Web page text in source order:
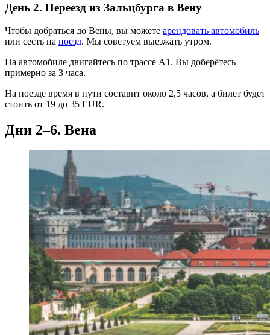
День 2. Переезд из Зальцбурга в Вену
Чтобы добраться до Вены, вы можете арендовать автомобиль
или сесть на поезд. Мы советуем выезжать утром.
На автомобиле двигайтесь по трассе A1. Вы доберётесь
примерно за 3 часа.
На поезде время в пути составит около 2,5 часов, а билет будет
стоить от 19 до 35 EUR.
Дни 2–6. Вена